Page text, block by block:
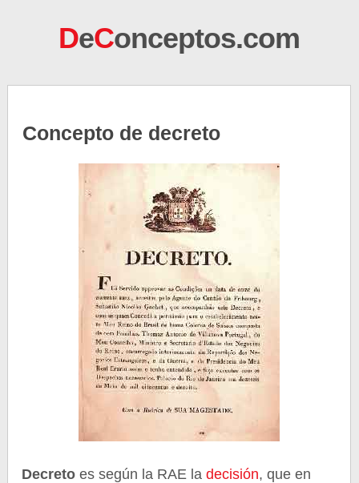
DeConceptos.com
Concepto de decreto
Decreto es según la RAE ladecisión, que en